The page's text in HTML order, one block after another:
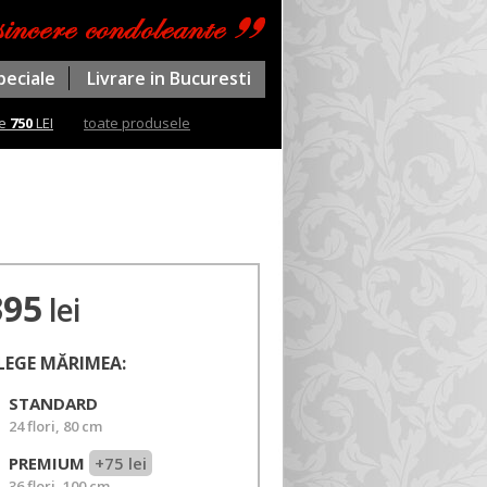
Livrare in Bucuresti
750LEI toate produsele
lei
MĂRIMEA:
STANDARD
24 flori, 80 cm
PREMIUM +75 lei